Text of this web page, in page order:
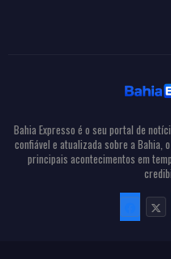
Bahia Expresso é o seu portal de
confiável e atualizada sobre a Bahia,
principais acontecimentos em